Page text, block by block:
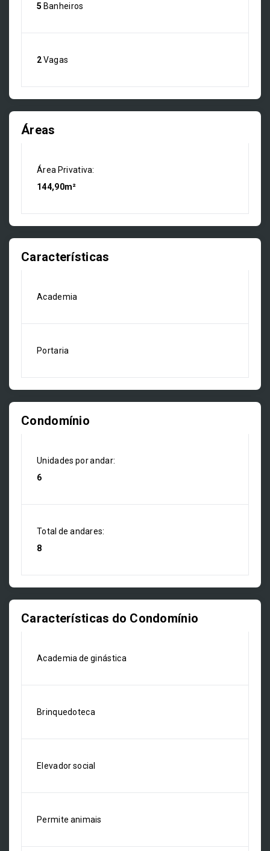
5 Banheiros
2Vagas
Áreas
Área Privativa:
144,90m²
Características
Academia
Portaria
Condomínio
Unidades por andar:
6
Total de andares:
8
Características do Condomínio
Academia de ginástica
Brinquedoteca
Elevador social
Permite animais